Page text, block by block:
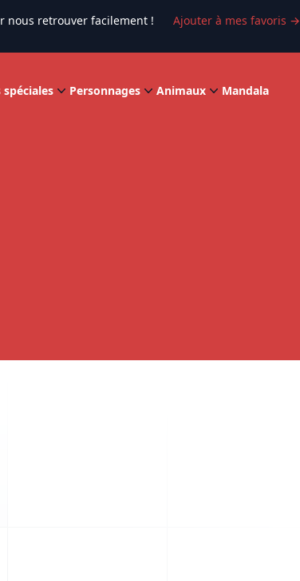
nous retrouver facilement ! Ajouter à mes favoris →
spéciales Personnages Animaux Mandala